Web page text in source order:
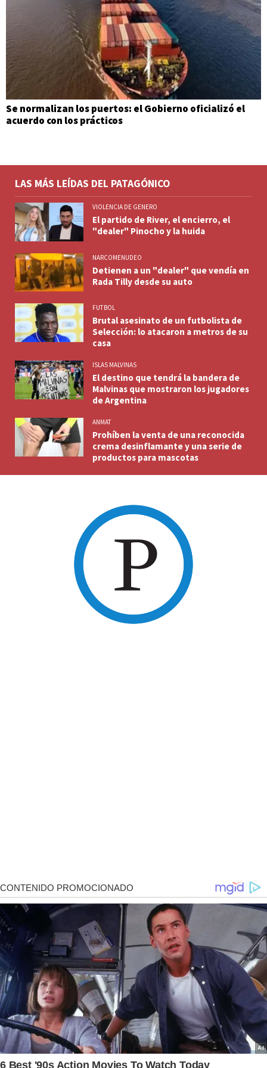
Se normalizan los puertos: el Gobierno oficializó el
acuerdo con los prácticos
LAS MÁS LEÍDAS DEL PATAGÓNICO
VIOLENCIA DE GENERO
El partido de River, el encierro, el
"dealer" Pinocho y la huida
NARCOMENUDEO
Detienen a un "dealer" que vendía en
Rada Tilly desde su auto
FUTBOL
Brutal asesinato de un futbolista de
Selección: lo atacaron a metros de su
casa
ISLAS MALVINAS
El destino que tendrá la bandera de
Malvinas que mostraron los jugadores
de Argentina
ANMAT
Prohíben la venta de una reconocida
crema desinflamante y una serie de
productos para mascotas